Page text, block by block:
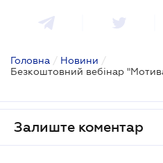
Головна / Новини /
Залиште коментар